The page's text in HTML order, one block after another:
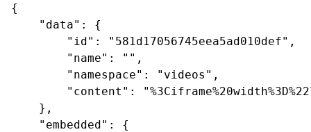
{
    "data": {
        "id": "581d17056745eea5ad010def",
        "name": "",
        "namespace": "videos",
"content":
    },
    "embedded": {